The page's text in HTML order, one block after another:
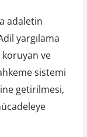
adaletin
yargılama
koruyan ve
sistemi
getirilmesi,